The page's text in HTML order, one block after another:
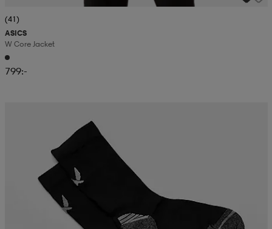
(41)
ASICS
W Core Jacket
799:-